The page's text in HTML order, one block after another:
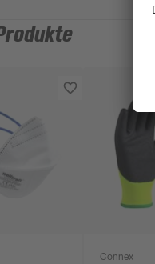
Connex